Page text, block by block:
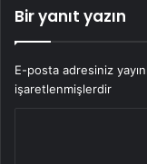
Bir yanıt yazın
E-posta adresiniz
işaretlenmişlerdir